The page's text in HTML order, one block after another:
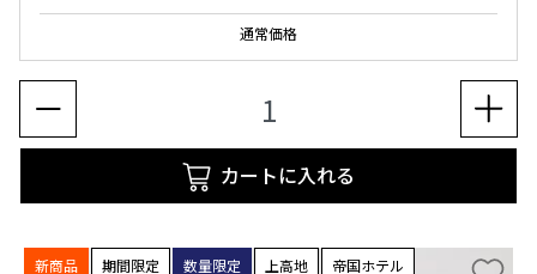
通常価格
カートに入れる
新商品 期間限定 数量限定 上高地 帝国ホテル